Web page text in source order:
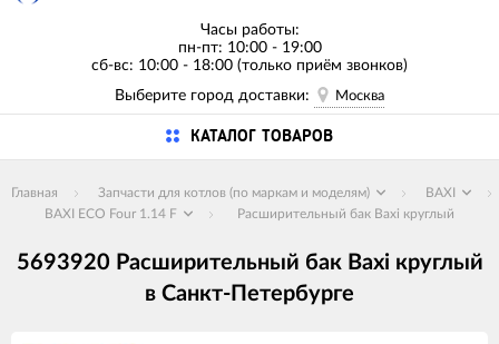
Часы работы:
пн-пт: 10:00 - 19:00
сб-вс: 10:00 - 18:00 (только приём звонков)
Выберите город доставки:
Москва
КАТАЛОГ ТОВАРОВ
Главная Запчасти для котлов (по маркам и моделям)
BAXI
BAXI ECO Four 1.14 F
Расширительный бак Baxi круглый
5693920 Расширительный бак Baxi круглый
в Санкт-Петербурге